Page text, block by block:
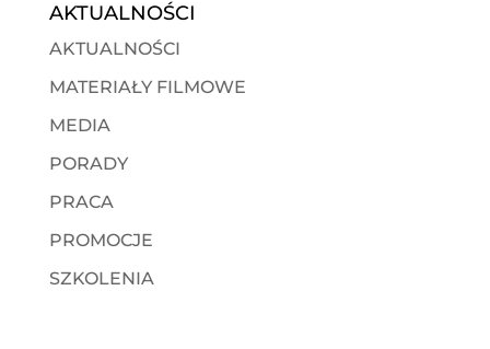
AKTUALNOŚCI
AKTUALNOŚCI
MATERIAŁY FILMOWE
MEDIA
PORADY
PRACA
PROMOCJE
SZKOLENIA